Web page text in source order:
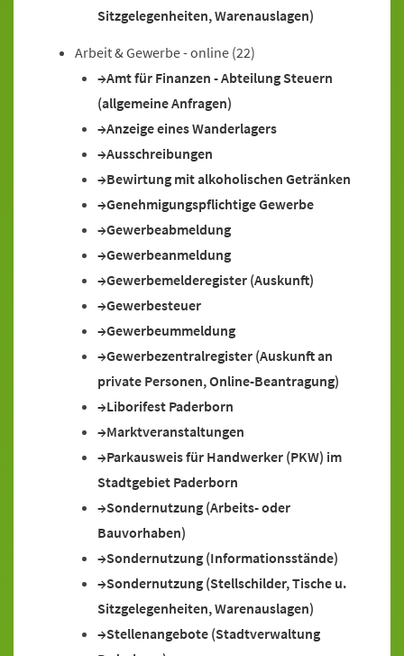
Sitzgelegenheiten, Warenauslagen)
Arbeit & Gewerbe - online (22)
Amt für Finanzen - Abteilung Steuern
(allgemeine Anfragen)
Anzeige eines Wanderlagers
Ausschreibungen
Bewirtung mit alkoholischen Getränken
Genehmigungspflichtige Gewerbe
Gewerbeabmeldung
Gewerbeanmeldung
Gewerbemelderegister (Auskunft)
Gewerbesteuer
Gewerbeummeldung
Gewerbezentralregister (Auskunft an
private Personen, Online-Beantragung)
Liborifest Paderborn
Marktveranstaltungen
Parkausweis für Handwerker (PKW) im
Stadtgebiet Paderborn
Sondernutzung (Arbeits- oder
Bauvorhaben)
Sondernutzung (Informationsstände)
Sondernutzung (Stellschilder, Tische u.
Sitzgelegenheiten, Warenauslagen)
Stellenangebote (Stadtverwaltung